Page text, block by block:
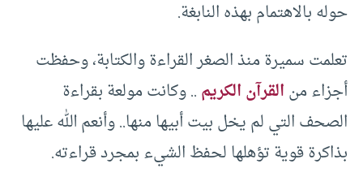
حوله بالاهتمام بهذه النابغة.
تعلمت سميرة منذ الصغر القراءة والكتابة، وحفظت
أجزاء منالقرآن الكريم.. وكانت مولعة بقراءة
الصحف التي لم يخل بيت أبيها منها.. وأنعم الله عليها
بذاكرة قوية تؤهلها لحفظ الشيء بمجرد قراءته.